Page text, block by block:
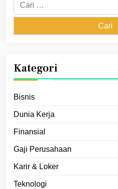
Cari
untuk:
Kategori
Bisnis
Dunia Kerja
Finansial
Gaji Perusahaan
Karir & Loker
Teknologi